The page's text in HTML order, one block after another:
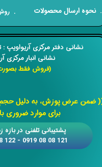
​​نشانی دفتر مرکزی آریواویپ :
نشانی انبار مرکزی
(فروش فقط بصورت
ضمن عرض پوزش، به دلیل حجم
برای موارد ضروری
​​پشتیبانی تلفنی در بازه زمانی 12 الی 22
121 08 08 0919 - 122 08 08 0919 - 123 08 08 0919
​. نحوه ارسال محصولات .